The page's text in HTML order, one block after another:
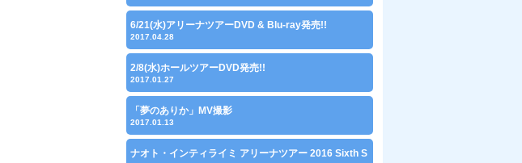
6/21(水)アリーナツアーDVD & Blu-ray発売!!
2017.04.28
2/8(水)ホールツアーDVD発売!!
2017.01.27
「夢のありか」MV撮影
2017.01.13
ナオト・インティライミ アリーナツアー 2016 Sixth S